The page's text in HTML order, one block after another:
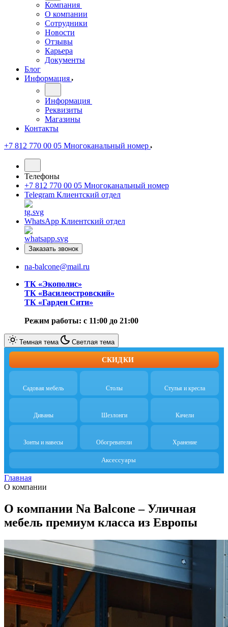
Компания
О компании
Сотрудники
Новости
Отзывы
Карьера
Документы
Блог
Информация
Информация
Реквизиты
Магазины
Контакты
+7 812 770 00 05 Многоканальный номер
Телефоны
+7 812 770 00 05 Многоканальный номер
Telegram Клиентский отдел
WhatsApp Клиентский отдел
Заказать звонок
na-balcone@mail.ru
ТК «Экополис»
ТК «Василеостровский»
ТК «Гарден Сити»
Режим работы: с 11:00 до 21:00
Темная тема Светлая тема
СКИДКИ
Садовая мебель Столы Стулья и кресла
Диваны Шезлонги Качели
Зонты и навесы Обогреватели Хранение
Аксессуары
Главная
О компании
О компании Na Balcone – Уличная
мебель премиум класса из Европы